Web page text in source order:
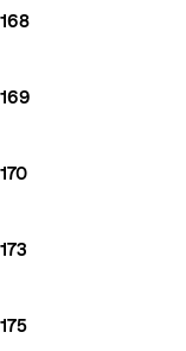
168
169
170
173
175